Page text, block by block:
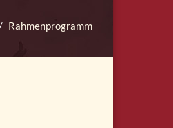
Rahmenprogramm